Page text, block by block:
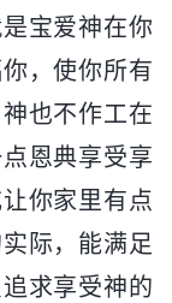
宝爱神在你
，使你所有
也不作工在
恩典享受享
你家里有点
际，能满足
求享受神的